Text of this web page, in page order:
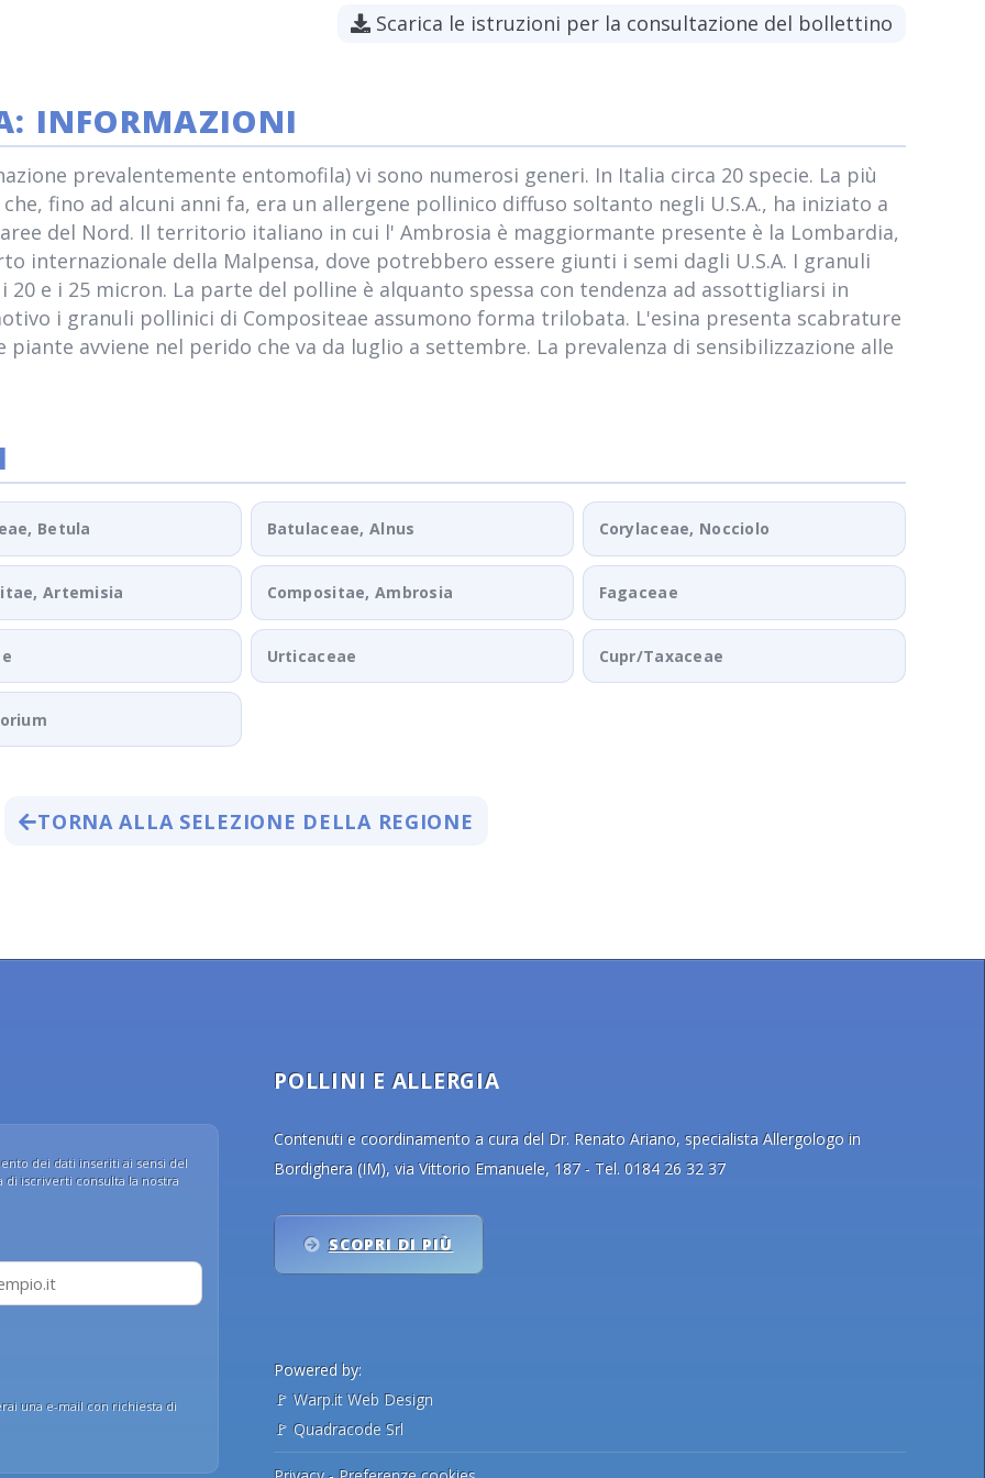
Scarica le istruzioni per la consultazione del bollettino
INFORMAZIONI
prevalentemente entomofila) vi sono numerosi generi. In Italia circa 20 specie. La più
fino ad alcuni anni fa, era un allergene pollinico diffuso soltanto negli U.S.A., ha iniziato a
del Nord. Il territorio italiano in cui l' Ambrosia è maggiormante presente è la Lombardia,
internazionale della Malpensa, dove potrebbero essere giunti i semi dagli U.S.A. I granuli
e i 25 micron. La parte del polline è alquanto spessa con tendenza ad assottigliarsi in
i granuli pollinici di Compositeae assumono forma trilobata. L'esina presenta scabrature
avviene nel perido che va da luglio a settembre. La prevalenza di sensibilizzazione alle
Betula Batulaceae, Alnus Corylaceae, Nocciolo
Artemisia Compositae, Ambrosia Fagaceae
Urticaceae Cupr/Taxaceae
TORNA ALLA SELEZIONE DELLA REGIONE
dei dati inseriti ai sensi del
di iscriverti consulta la nostra
una e-mail con richiesta di
POLLINI E ALLERGIA
Contenuti e coordinamento a cura del Dr. Renato Ariano, specialista Allergologo in
Bordighera (IM), via Vittorio Emanuele, 187 - Tel. 0184 26 32 37
SCOPRI DI PIÙ
Powered by:
🚩Warp.it Web Design
🚩 Quadracode Srl